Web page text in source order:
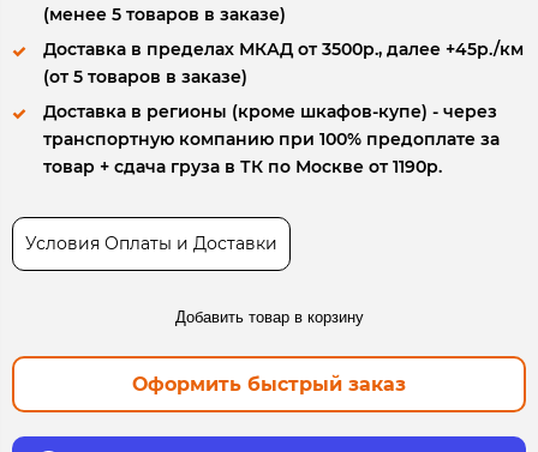
(менее 5 товаров в заказе)
Доставка в пределах МКАД от 3500р., далее +45р./км
(от 5 товаров в заказе)
Доставка в регионы (кроме шкафов-купе) - через
транспортную компанию при 100% предоплате за
товар + сдача груза в ТК по Москве от 1190р.
Условия Оплаты и Доставки
Добавить товар в корзину
Оформить быстрый заказ